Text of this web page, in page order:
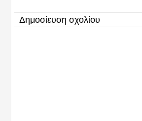
Δημοσίευση σχολίου